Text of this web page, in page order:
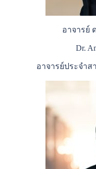
อาจารย์
Dr.
อาจารย์ประจำ